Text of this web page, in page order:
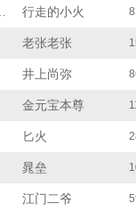
行走的小火
老张老张
井上尚弥
金元宝本尊
匕火
晁垒
江门二爷